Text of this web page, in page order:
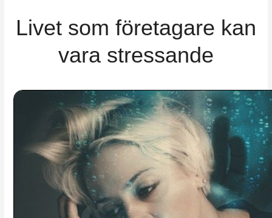
Livet som företagare kan
vara stressande